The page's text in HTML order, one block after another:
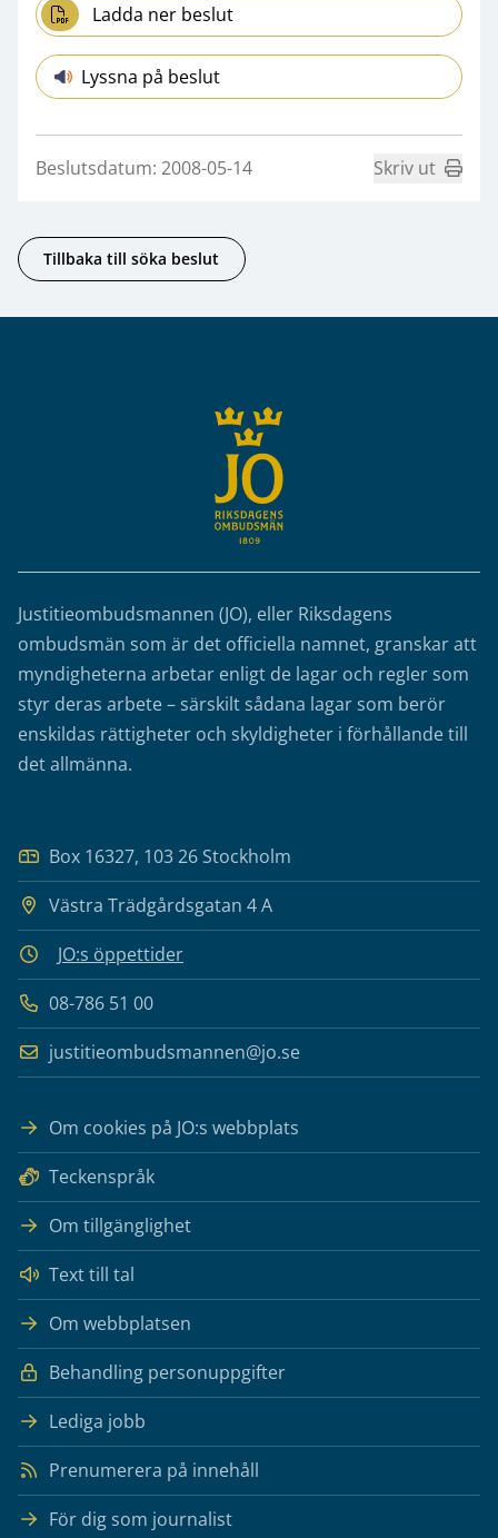
Ladda ner beslut
Lyssna på beslut
Beslutsdatum: 2008-05-14 Skriv ut
Tillbaka till söka beslut
Justitieombudsmannen (JO), eller Riksdagens
ombudsmän som är det officiella namnet, granskar att
myndigheterna arbetar enligt de lagar och regler som
styr deras arbete – särskilt sådana lagar som berör
enskildas rättigheter och skyldigheter i förhållande till
det allmänna.
Box 16327, 103 26 Stockholm
Västra Trädgårdsgatan 4 A
JO:s öppettider
08-786 51 00
justitieombudsmannen@jo.se
Om cookies på JO:s webbplats
Teckenspråk
Om tillgänglighet
Text till tal
Om webbplatsen
Behandling personuppgifter
Lediga jobb
Prenumerera på innehåll
För dig som journalist